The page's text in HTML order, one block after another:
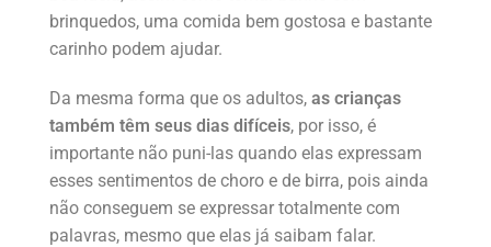
brinquedos, uma comida bem gostosa e bastante
carinho podem ajudar.
Da mesma forma que os adultos, as crianças
também têm seus dias difíceis, por isso, é
importante não puni-las quando elas expressam
esses sentimentos de choro e de birra, pois ainda
não conseguem se expressar totalmente com
palavras, mesmo que elas já saibam falar.